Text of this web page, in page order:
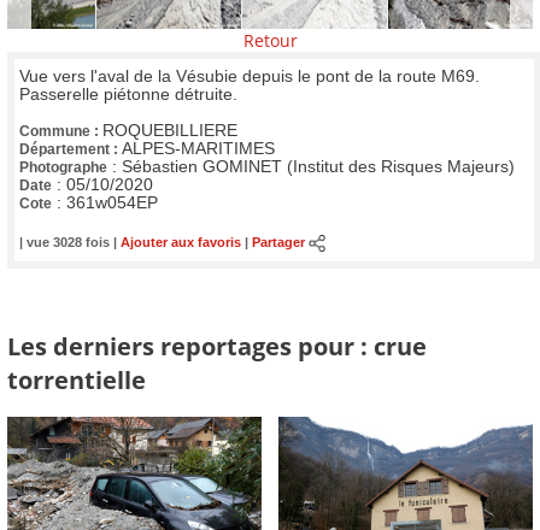
Retour
Vue vers l'aval de la Vésubie depuis le pont de la route M69.
Passerelle piétonne détruite.
Commune : ROQUEBILLIERE
Département : ALPES-MARITIMES
Photographe : Sébastien GOMINET (Institut des Risques Majeurs)
Date : 05/10/2020
Cote : 361w054EP
| vue 3028 fois | Ajouter aux favoris Partager
Les derniers reportages pour : crue
torrentielle